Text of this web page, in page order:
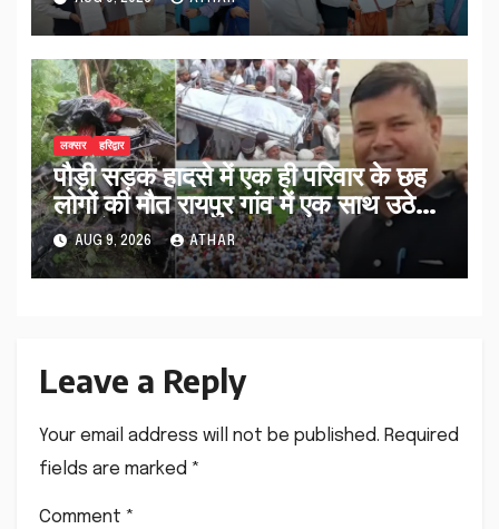
लक्सर हरिद्वार
पौड़ी सड़क हादसे में एक ही परिवार के छह
लोगों की मौत रायपुर गांव में एक साथ उठे
जनाजे…
AUG 9, 2026 ATHAR
Leave a Reply
Your email address will not be published. Required
fields are marked *
Comment *